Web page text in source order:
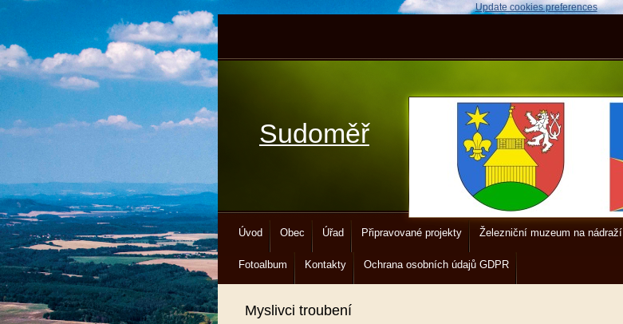
Update cookies preferences
Sudoměř
Úvod Obec Úřad Připravované projekty Železniční muzeum na nádraží
Fotoalbum Kontakty Ochrana osobních údajů GDPR
Myslivci troubení